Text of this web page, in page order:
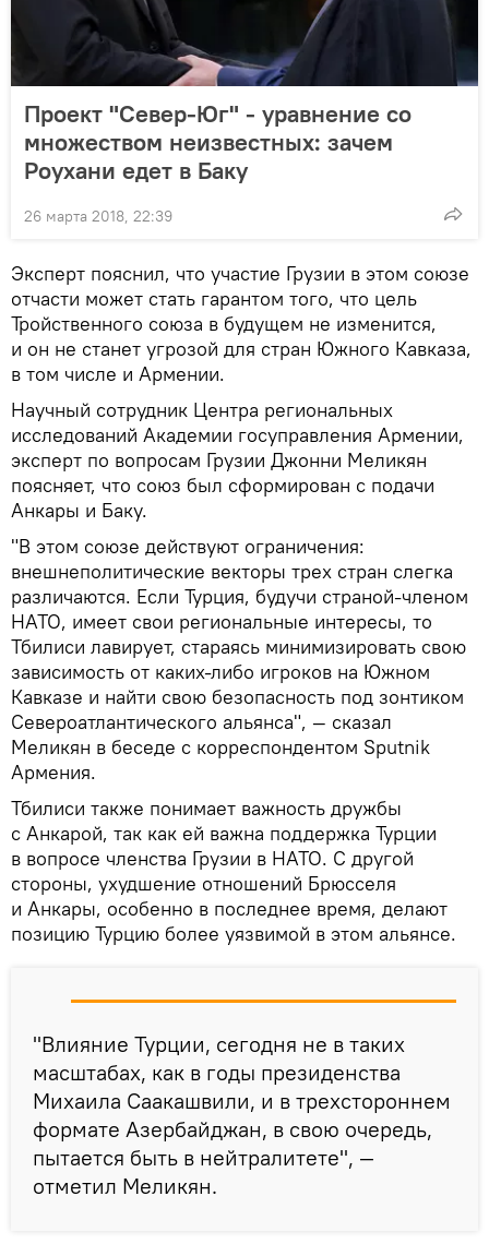
Проект "Север-Юг" - уравнение со
множеством неизвестных: зачем
Роухани едет в Баку
26 марта 2018, 22:39
Эксперт пояснил, что участие Грузии в этом союзе
отчасти может стать гарантом того, что цель
Тройственного союза в будущем не изменится,
и он не станет угрозой для стран Южного Кавказа,
в том числе и Армении.
Научный сотрудник Центра региональных
исследований Академии госуправления Армении,
эксперт по вопросам Грузии Джонни Меликян
поясняет, что союз был сформирован с подачи
Анкары и Баку.
"В этом союзе действуют ограничения:
внешнеполитические векторы трех стран слегка
различаются. Если Турция, будучи страной-членом
НАТО, имеет свои региональные интересы, то
Тбилиси лавирует, стараясь минимизировать свою
зависимость от каких-либо игроков на Южном
Кавказе и найти свою безопасность под зонтиком
Североатлантического альянса", — сказал
Меликян в беседе с корреспондентом Sputnik
Армения.
Тбилиси также понимает важность дружбы
с Анкарой, так как ей важна поддержка Турции
в вопросе членства Грузии в НАТО. С другой
стороны, ухудшение отношений Брюсселя
и Анкары, особенно в последнее время, делают
позицию Турцию более уязвимой в этом альянсе.
"Влияние Турции, сегодня не в таких
масштабах, как в годы президенства
Михаила Саакашвили, и в трехстороннем
формате Азербайджан, в свою очередь,
пытается быть в нейтралитете", —
отметил Меликян.